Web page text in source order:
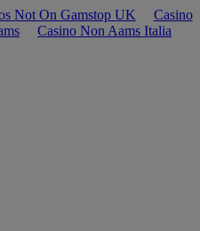
Not On Gamstop UK
Casino
Casino Non Aams Italia